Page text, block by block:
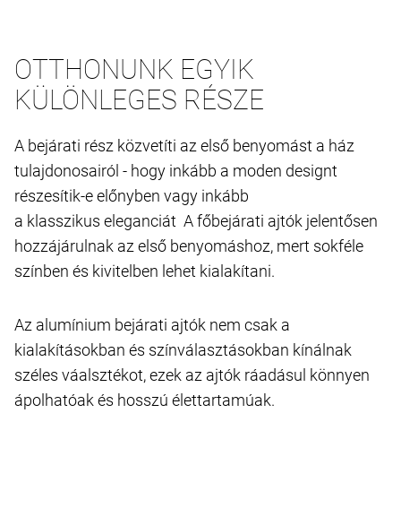
OTTHONUNK EGYIK
KÜLÖNLEGES RÉSZE
A bejárati rész közvetíti az első benyomást a ház
tulajdonosairól - hogy inkább a moden designt
részesítik-e előnyben vagy inkább
a klasszikus eleganciát A főbejárati ajtók jelentősen
hozzájárulnak az első benyomáshoz, mert sokféle
színben és kivitelben lehet kialakítani.
Az alumínium bejárati ajtók nem csak a
kialakításokban és színválasztásokban kínálnak
széles váalsztékot, ezek az ajtók ráadásul könnyen
ápolhatóak és hosszú élettartamúak.